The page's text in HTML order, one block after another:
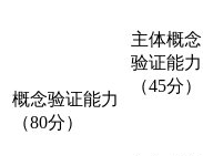
概念验证能力
（80分）
主体概念
验证能力
（45分）